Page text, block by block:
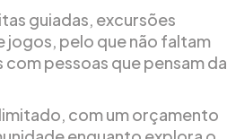
guiadas, excursões
jogos, pelo que não faltam
pessoas que pensam da
com um orçamento